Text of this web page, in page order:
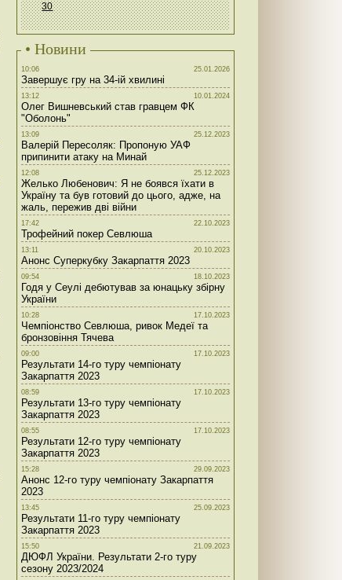
30
• Новини
10:06 25.01.2026
Завершує гру на 34-ій хвилині
13:12 10.01.2024
Олег Вишневський став гравцем ФК
"Оболонь"
13:09 25.12.2023
Валерій Пересоляк: Пропоную УАФ
припинити атаку на Минай
12:08 25.12.2023
Желько Любенович: Я не боявся їхати в
Україну та був готовий до цього, адже, на
жаль, пережив дві війни
17:42 22.10.2023
Трофейний покер Севлюша
13:11 20.10.2023
Анонс Суперкубку Закарпаття 2023
09:54 18.10.2023
Годя у Сеулі дебютував за юнацьку збірну
України
10:28 17.10.2023
Чемпіонство Севлюша, ривок Медеї та
бронзовіння Тячева
09:00 17.10.2023
Результати 14-го туру чемпіонату
Закарпаття 2023
08:59 17.10.2023
Результати 13-го туру чемпіонату
Закарпаття 2023
08:55 17.10.2023
Результати 12-го туру чемпіонату
Закарпаття 2023
15:28 29.09.2023
Анонс 12-го туру чемпіонату Закарпаття
2023
13:45 25.09.2023
Результати 11-го туру чемпіонату
Закарпаття 2023
15:50 21.09.2023
ДЮФЛ України. Результати 2-го туру
сезону 2023/2024